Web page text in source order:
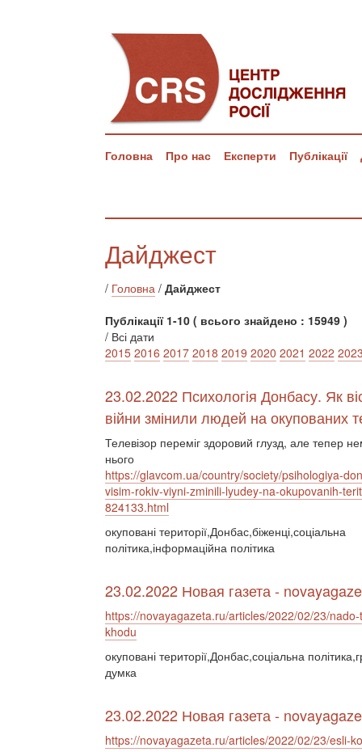
Головна Про нас Експерти Публікації
Дайджест
/ Головна / Дайджест
Публікації 1-10 ( всього знайдено : 15949 )
/ Всі дати
2015 2016 2017 2018 2019 2020 2021 2022
23.02.2022 Психологія Донбасу. Як
війни змінили людей на окупованих
Телевізор переміг здоровий глузд, але тепер
нього
https://glavcom.ua/country/society/psihologiya-
visim-rokiv-viyni-zminili-lyudey-na-okupovanih-
824133.html
окуповані території,Донбас,біженці,соціальна
політика,інформаційна політика
23.02.2022 Новая газета -
https://novayagazeta.ru/articles/2022/02/23/
khodu
окуповані території,Донбас,соціальна
думка
23.02.2022 Новая газета -
https://novayagazeta.ru/articles/2022/02/23/esli-